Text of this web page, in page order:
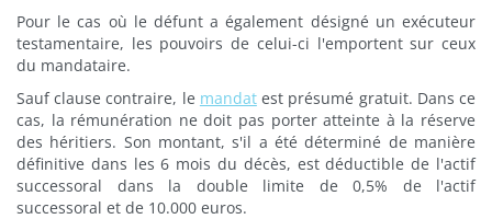
Pour le cas où le défunt a également désigné un exécuteur
testamentaire, les pouvoirs de celui-ci l'emportent sur ceux
du mandataire.
Sauf clause contraire, le mandatest présumé gratuit. Dans ce
cas, la rémunération ne doit pas porter atteinte à la réserve
des héritiers. Son montant, s'il a été déterminé de manière
définitive dans les 6 mois du décès, est déductible de l'actif
successoral dans la double limite de 0,5% de l'actif
successoral et de 10.000 euros.